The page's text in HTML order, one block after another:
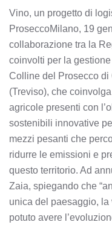
Vino, un progetto di
ProseccoMilano, 19
collaborazione tra la
coinvolti per la
Colline del Prosecco
(Treviso), che
agricole presenti con
sostenibili innovative
mezzi pesanti che
ridurre le emissioni e
questo territorio. Ad
Zaia, spiegando che
unica del paesaggio, la
potuto avere